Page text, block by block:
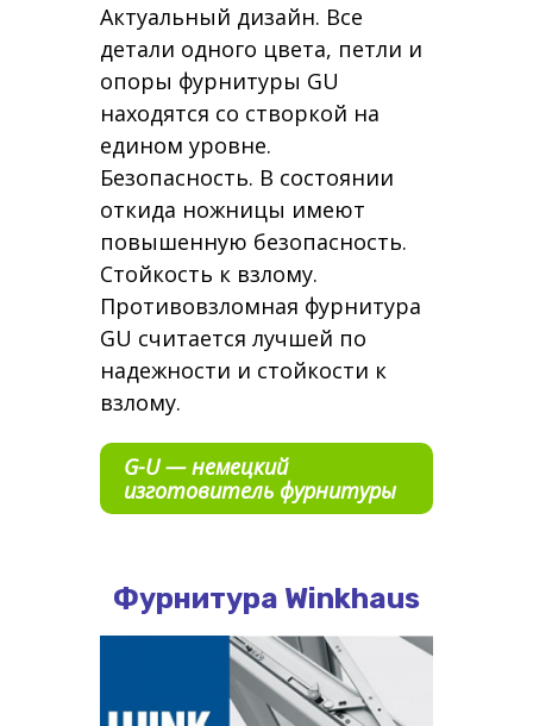
Актуальный дизайн. Все
детали одного цвета, петли и
опоры фурнитуры GU
находятся со створкой на
едином уровне.
Безопасность. В состоянии
откида ножницы имеют
повышенную безопасность.
Стойкость к взлому.
Противовзломная фурнитура
GU считается лучшей по
надежности и стойкости к
взлому.
G-U — немецкий
изготовитель фурнитуры
Фурнитура Winkhaus